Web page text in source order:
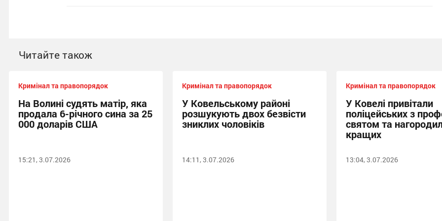
Читайте також
Кримінал та правопорядок
На Волині судять матір, яка
продала 6-річного сина за 25
000 доларів США
15:21, 3.07.2026
Кримінал та правопорядок
У Ковельському районі
розшукують двох безвісти
зниклих чоловіків
14:11, 3.07.2026
Кримінал та правопорядок
У Ковелі привітали
поліцейських з
святом та
кращих
13:04, 3.07.2026